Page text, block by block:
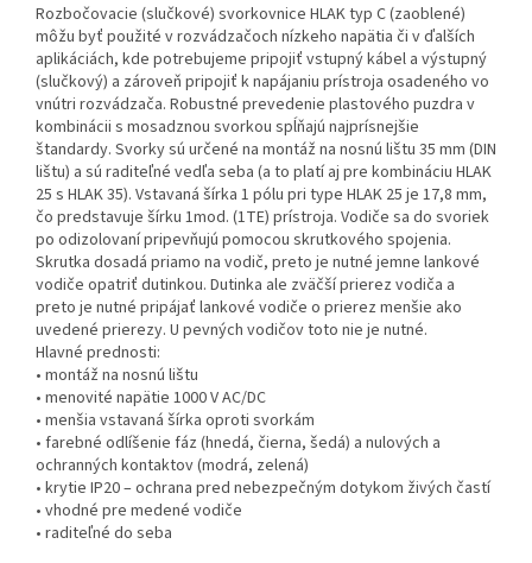
Rozbočovacie (slučkové) svorkovnice HLAK typ C (zaoblené)
môžu byť použité v rozvádzačoch nízkeho napätia či v ďalších
aplikáciách, kde potrebujeme pripojiť vstupný kábel a výstupný
(slučkový) a zároveň pripojiť k napájaniu prístroja osadeného vo
vnútri rozvádzača. Robustné prevedenie plastového puzdra v
kombinácii s mosadznou svorkou spĺňajú najprísnejšie
štandardy. Svorky sú určené na montáž na nosnú lištu 35 mm (DIN
lištu) a sú raditeľné vedľa seba (a to platí aj pre kombináciu HLAK
25 s HLAK 35). Vstavaná šírka 1 pólu pri type HLAK 25 je 17,8 mm,
čo predstavuje šírku 1mod. (1TE) prístroja. Vodiče sa do svoriek
po odizolovaní pripevňujú pomocou skrutkového spojenia.
Skrutka dosadá priamo na vodič, preto je nutné jemne lankové
vodiče opatriť dutinkou. Dutinka ale zväčší prierez vodiča a
preto je nutné pripájať lankové vodiče o prierez menšie ako
uvedené prierezy. U pevných vodičov toto nie je nutné.
Hlavné prednosti:
• montáž na nosnú lištu
• menovité napätie 1000 V AC/DC
• menšia vstavaná šírka oproti svorkám
• farebné odlíšenie fáz (hnedá, čierna, šedá) a nulových a
ochranných kontaktov (modrá, zelená)
• krytie IP20 – ochrana pred nebezpečným dotykom živých častí
• vhodné pre medené vodiče
• raditeľné do seba